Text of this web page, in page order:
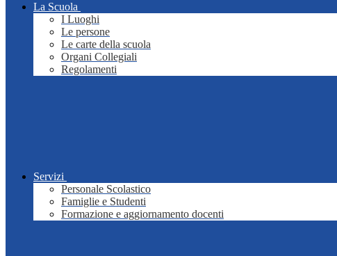
La Scuola
I Luoghi
Le persone
Le carte della scuola
Organi Collegiali
Regolamenti
Servizi
Personale Scolastico
Famiglie e Studenti
Formazione e aggiornamento docenti